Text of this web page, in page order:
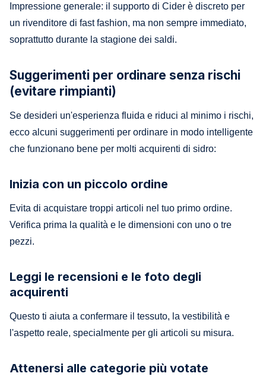
Impressione generale: il supporto di Cider è discreto per
un rivenditore di fast fashion, ma non sempre immediato,
soprattutto durante la stagione dei saldi.
Suggerimenti per ordinare senza rischi
(evitare rimpianti)
Se desideri un'esperienza fluida e riduci al minimo i rischi,
ecco alcuni suggerimenti per ordinare in modo intelligente
che funzionano bene per molti acquirenti di sidro:
Inizia con un piccolo ordine
Evita di acquistare troppi articoli nel tuo primo ordine.
Verifica prima la qualità e le dimensioni con uno o tre
pezzi.
Leggi le recensioni e le foto degli
acquirenti
Questo ti aiuta a confermare il tessuto, la vestibilità e
l'aspetto reale, specialmente per gli articoli su misura.
Attenersi alle categorie più votate